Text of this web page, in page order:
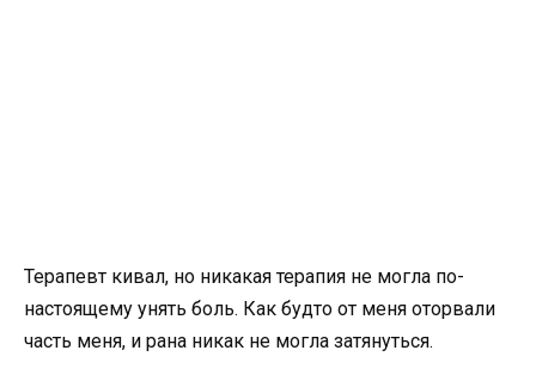
Терапевт кивал, но никакая терапия не могла по-
настоящему унять боль. Как будто от меня оторвали
часть меня, и рана никак не могла затянуться.